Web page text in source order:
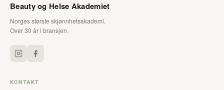
Beauty og Helse Akademiet
Norges største skjønnhetsakademi.
Over 30 år i bransjen.
KONTAKT